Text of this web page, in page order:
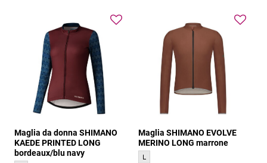
Maglia da donna SHIMANO
KAEDE PRINTED LONG
bordeaux/blu navy
Maglia SHIMANO EVOLVE
MERINO LONG marrone
Maglia SHIMANO EVOLVE MERINO
L